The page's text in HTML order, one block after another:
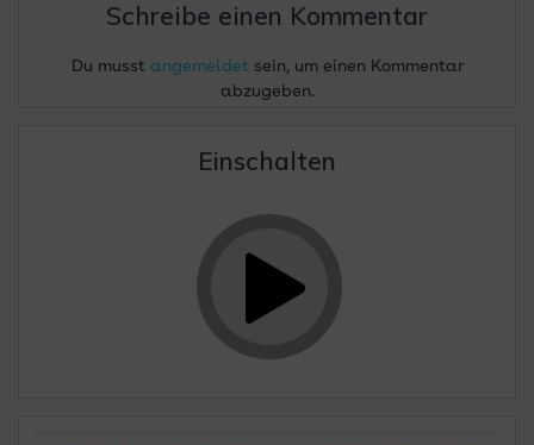
Schreibe einen Kommentar
Du musst angemeldetsein, um einen Kommentar
abzugeben.
Einschalten